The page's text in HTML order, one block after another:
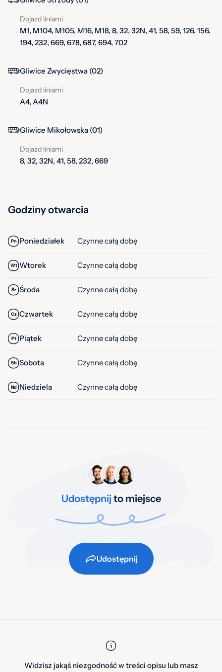
Dojazd liniami
M1, M104, M105, M16, M18, 8, 32, 32N, 41, 58, 59, 126, 156,
194, 232, 669, 678, 687, 694, 702
Gliwice Zwycięstwa (02)
Dojazd liniami
A4, A4N
Gliwice Mikołowska (01)
Dojazd liniami
8, 32, 32N, 41, 58, 232, 669
Godziny otwarcia
Pn Poniedziałek Czynne całą dobę
Wt Wtorek Czynne całą dobę
Śr Środa Czynne całą dobę
Cz Czwartek Czynne całą dobę
Pt Piątek Czynne całą dobę
Sb Sobota Czynne całą dobę
Nd Niedziela Czynne całą dobę
Udostępnij to miejsce
Udostępnij
Widzisz jakąś niezgodność w treści opisu lub masz